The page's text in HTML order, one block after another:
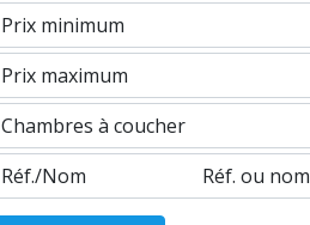
Prix minimum
Prix maximum
Chambres à coucher
Réf./Nom
Réf. ou nom